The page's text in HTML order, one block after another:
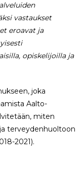
vastaukset
eroavat ja
opiskelijoilla ja
joka
Aalto-
miten
terveydenhuoltoon
2021).